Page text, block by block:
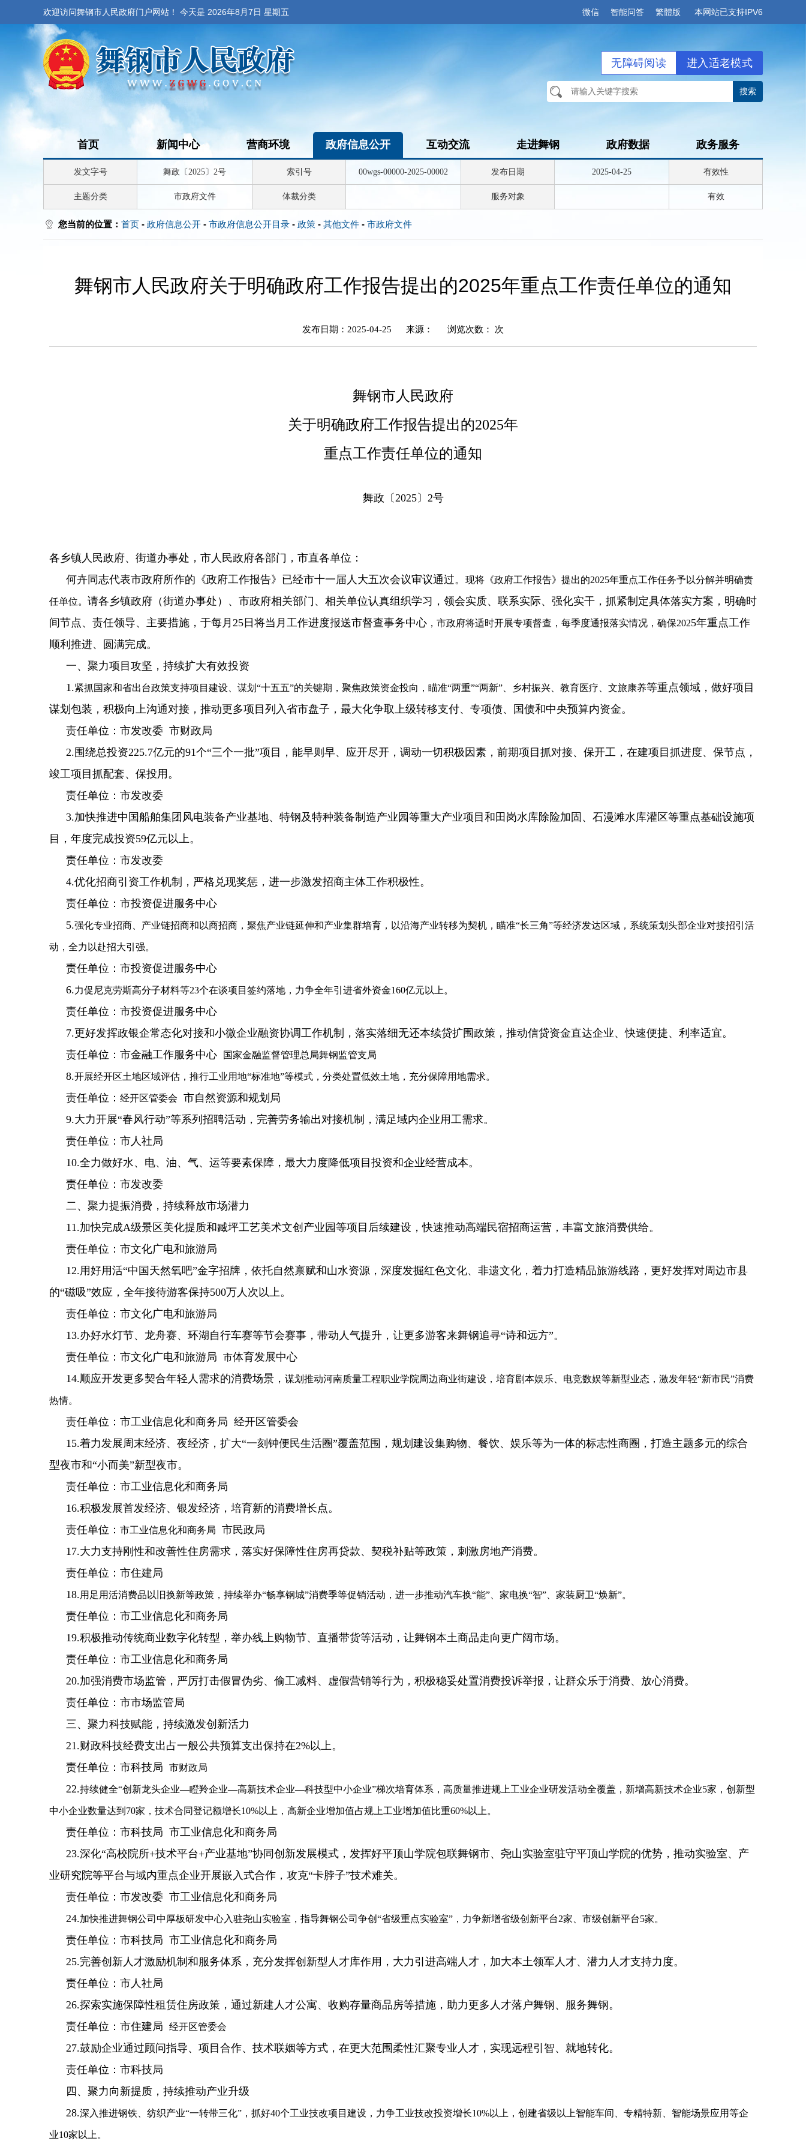
欢迎访问舞钢市人民政府门户网站！ 今天是 2026年8月7日 星期五 微信 智能问答 繁體版 本网站已支持IPV6
进入适老模式
无障碍阅读
首页 新闻中心 营商环境 政府信息公开 互动交流 走进舞钢 政府数据 政务服务
发文字号 舞政〔2025〕2号 索引号 00wgs-00000-2025-00002 发布日期 2025-04-25 有效性
主题分类 市政府文件 体裁分类 服务对象 有效
您当前的位置： 首页 - 政府信息公开 - 市政府信息公开目录 - 政策 - 其他文件 - 市政府文件
舞钢市人民政府关于明确政府工作报告提出的2025年重点工作责任单位的通知
发布日期：2025-04-25 来源： 浏览次数： 次
舞钢市人民政府
关于明确政府工作报告提出的2025年
重点工作责任单位的通知
舞政〔2025〕2号
各乡镇人民政府、街道办事处，市人民政府各部门，市直各单位：
何卉同志代表市政府所作的《政府工作报告》已经市十一届人大五次会议审议通过。 现将《政府工作报告》提出的2025年重点工作任务予以分解并明确责
任单位。 请各乡镇政府（街道办事处）、市政府相关部门、相关单位认真组织学习，领会实质、联系实际、强化实干，抓紧制定具体落实方案，明确时
间节点、责任领导、主要措施，于每月25日将当月工作进度报送市督查事务中心 ，市政府将适时开展专项督查，每季度通报落实情况，确保2025年重点工作
顺利推进、圆满完成。
一、聚力项目攻坚，持续扩大有效投资
1.紧抓国家和省出台政策支持项目建设、谋划“十五五”的关键期，聚焦政策资金投向，瞄准“两重”“两新”、乡村振兴、教育医疗、文旅康养等重点领域，做好项目
谋划包装，积极向上沟通对接，推动更多项目列入省市盘子，最大化争取上级转移支付、专项债、国债和中央预算内资金。
责任单位：市发改委 市财政局
2.围绕总投资225.7亿元的91个“三个一批”项目，能早则早、应开尽开，调动一切积极因素，前期项目抓对接、保开工，在建项目抓进度、保节点，
竣工项目抓配套、保投用。
责任单位：市发改委
3.加快推进中国船舶集团风电装备产业基地、特钢及特种装备制造产业园等重大产业项目和田岗水库除险加固、石漫滩水库灌区等重点基础设施项
目，年度完成投资59亿元以上。
责任单位：市发改委
4.优化招商引资工作机制，严格兑现奖惩，进一步激发招商主体工作积极性。
责任单位：市投资促进服务中心
5.强化专业招商、产业链招商和以商招商，聚焦产业链延伸和产业集群培育，以沿海产业转移为契机，瞄准“长三角”等经济发达区域，系统策划头部企业对接招引活
动，全力以赴招大引强。
责任单位：市投资促进服务中心
6.力促尼克劳斯高分子材料等23个在谈项目签约落地，力争全年引进省外资金160亿元以上。
责任单位：市投资促进服务中心
7.更好发挥政银企常态化对接和小微企业融资协调工作机制，落实落细无还本续贷扩围政策，推动信贷资金直达企业、快速便捷、利率适宜。
责任单位：市金融工作服务中心
国家金融监督管理总局舞钢监管支局
8.开展经开区土地区域评估，推行工业用地“标准地”等模式，分类处置低效土地，充分保障用地需求。
责任单位： 经开区管委会
市自然资源和规划局
9.大力开展“春风行动”等系列招聘活动，完善劳务输出对接机制，满足域内企业用工需求。
责任单位：市人社局
10.全力做好水、电、油、气、运等要素保障，最大力度降低项目投资和企业经营成本。
责任单位：市发改委
二、聚力提振消费，持续释放市场潜力
11.加快完成A级景区美化提质和臧坪工艺美术文创产业园等项目后续建设，快速推动高端民宿招商运营，丰富文旅消费供给。
责任单位：市文化广电和旅游局
12.用好用活“中国天然氧吧”金字招牌，依托自然禀赋和山水资源，深度发掘红色文化、非遗文化，着力打造精品旅游线路，更好发挥对周边市县
的“磁吸”效应，全年接待游客保持500万人次以上。
责任单位：市文化广电和旅游局
13.办好水灯节、龙舟赛、环湖自行车赛等节会赛事，带动人气提升，让更多游客来舞钢追寻“诗和远方”。
责任单位：市文化广电和旅游局 市体育发展中心
14.顺应开发更多契合年轻人需求的消费场景， 谋划推动河南质量工程职业学院周边商业街建设，培育剧本娱乐、电竞数娱等新型业态，激发年轻“新市民”消费
热情。
责任单位：市工业信息化和商务局 经开区管委会
15.着力发展周末经济、夜经济，扩大“一刻钟便民生活圈”覆盖范围，规划建设集购物、餐饮、娱乐等为一体的标志性商圈，打造主题多元的综合
型夜市和“小而美”新型夜市。
责任单位：市工业信息化和商务局
16.积极发展首发经济、银发经济，培育新的消费增长点。
责任单位： 市工业信息化和商务局
市民政局
17.大力支持刚性和改善性住房需求，落实好保障性住房再贷款、契税补贴等政策，刺激房地产消费。
责任单位：市住建局
18.用足用活消费品以旧换新等政策，持续举办“畅享钢城”消费季等促销活动，进一步推动汽车换“能”、家电换“智”、家装厨卫“焕新”。
责任单位：市工业信息化和商务局
19.积极推动传统商业数字化转型，举办线上购物节、直播带货等活动，让舞钢本土商品走向更广阔市场。
责任单位：市工业信息化和商务局
20.加强消费市场监管，严厉打击假冒伪劣、偷工减料、虚假营销等行为，积极稳妥处置消费投诉举报，让群众乐于消费、放心消费。
责任单位：市市场监管局
三、聚力科技赋能，持续激发创新活力
21.财政科技经费支出占一般公共预算支出保持在2%以上。
责任单位：市科技局 市财政局
22.持续健全“创新龙头企业—瞪羚企业—高新技术企业—科技型中小企业”梯次培育体系，高质量推进规上工业企业研发活动全覆盖，新增高新技术企业5家，创新型
中小企业数量达到70家，技术合同登记额增长10%以上，高新企业增加值占规上工业增加值比重60%以上。
责任单位：市科技局 市工业信息化和商务局
23.深化“高校院所+技术平台+产业基地”协同创新发展模式，发挥好平顶山学院包联舞钢市、尧山实验室驻守平顶山学院的优势，推动实验室、产
业研究院等平台与域内重点企业开展嵌入式合作，攻克“卡脖子”技术难关。
责任单位：市发改委 市工业信息化和商务局
24.加快推进舞钢公司中厚板研发中心入驻尧山实验室，指导舞钢公司争创“省级重点实验室”，力争新增省级创新平台2家、市级创新平台5家。
责任单位：市科技局 市工业信息化和商务局
25.完善创新人才激励机制和服务体系，充分发挥创新型人才库作用，大力引进高端人才，加大本土领军人才、潜力人才支持力度。
责任单位：市人社局
26.探索实施保障性租赁住房政策，通过新建人才公寓、收购存量商品房等措施，助力更多人才落户舞钢、服务舞钢。
责任单位：市住建局 经开区管委会
27.鼓励企业通过顾问指导、项目合作、技术联姻等方式，在更大范围柔性汇聚专业人才，实现远程引智、就地转化。
责任单位：市科技局
四、聚力向新提质，持续推动产业升级
28.深入推进钢铁、纺织产业“一转带三化”，抓好40个工业技改项目建设，力争工业技改投资增长10%以上，创建省级以上智能车间、专精特新、智能场景应用等企
业10家以上。